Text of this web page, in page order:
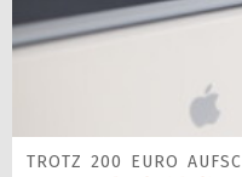
TROTZ 200 EURO